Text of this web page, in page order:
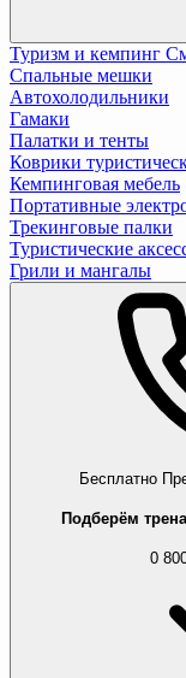
Туризм и кемпинг
Спальные мешки
Автохолодильники
Гамаки
Палатки и тенты
Коврики
Кемпинговая мебель
Портативные
Трекинговые палки
Туристические
Грили и мангалы
Бесплатно
Подберём
0